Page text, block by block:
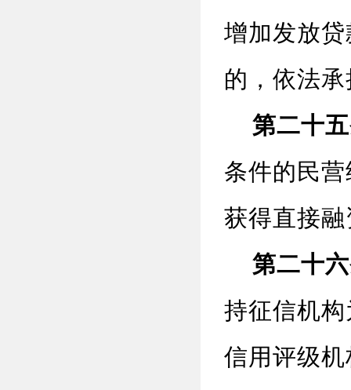
增加发放
的，依法
第二十
条件的民
获得直接融
第二十
持征信机
信用评级